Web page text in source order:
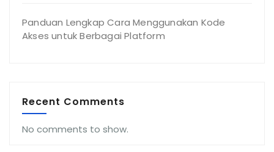
Panduan Lengkap Cara Menggunakan Kode
Akses untuk Berbagai Platform
Recent Comments
No comments to show.